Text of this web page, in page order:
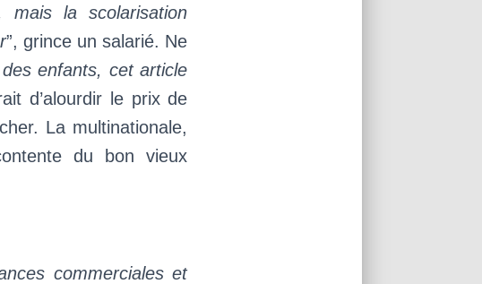
mais la scolarisation
”, grince un salarié. Ne
enfants, cet article
d’alourdir le prix de
La multinationale,
du bon vieux
commerciales et